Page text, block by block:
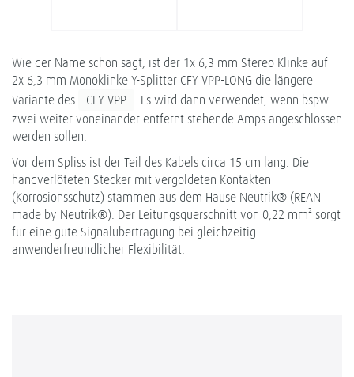
Wie der Name schon sagt, ist der 1x 6,3 mm Stereo Klinke auf
2x 6,3 mm Monoklinke Y-Splitter CFY VPP-LONG die längere
Variante des
CFY VPP . Es wird dann verwendet, wenn bspw.
zwei weiter voneinander entfernt stehende Amps angeschlossen
werden sollen.
Vor dem Spliss ist der Teil des Kabels circa 15 cm lang. Die
handverlöteten Stecker mit vergoldeten Kontakten
(Korrosionsschutz) stammen aus dem Hause Neutrik® (REAN
made by Neutrik®). Der Leitungsquerschnitt von 0,22 mm² sorgt
für eine gute Signalübertragung bei gleichzeitig
anwenderfreundlicher Flexibilität.